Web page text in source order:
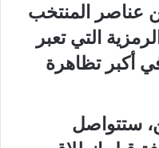
عناصر المنتخب
التي تعبر
أكبر تظاهرة
ستتواصل